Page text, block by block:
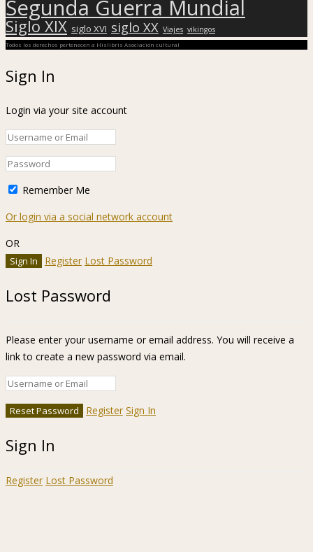
Segunda Guerra Mundial
Siglo XIX siglo XVI siglo XX Viajes vikingos
Todos los derechos pertenecen a Hislibris Asociación cultural
Sign In
Login via your site account
Remember Me
Or login via a social network account
OR
Register Lost Password
Lost Password
Please enter your username or email address. You will receive a
link to create a new password via email.
Register Sign In
Sign In
Register Lost Password